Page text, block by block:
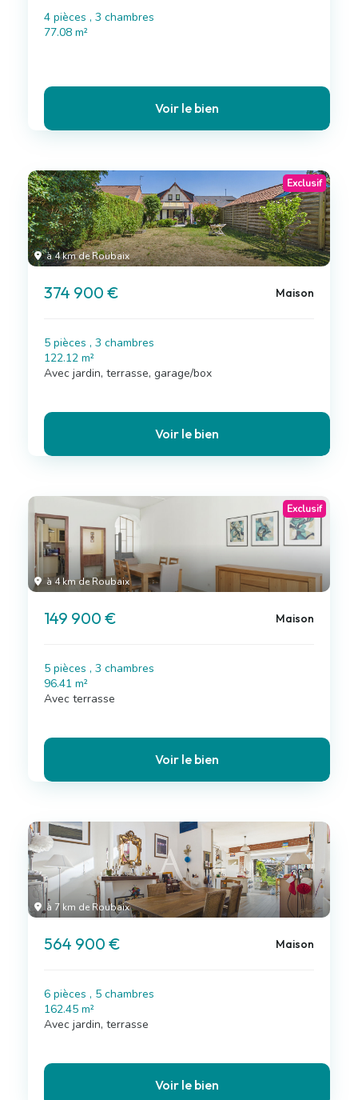
4 pièces , 3 chambres
77.08 m²
Voir le bien
à 4 km de Roubaix
Exclusif
374 900 € Maison
5 pièces , 3 chambres
122.12 m²
Avec jardin, terrasse, garage/box
Voir le bien
à 4 km de Roubaix
Exclusif
149 900 € Maison
5 pièces , 3 chambres
96.41 m²
Avec terrasse
Voir le bien
à 7 km de Roubaix
564 900 € Maison
6 pièces , 5 chambres
162.45 m²
Avec jardin, terrasse
Voir le bien